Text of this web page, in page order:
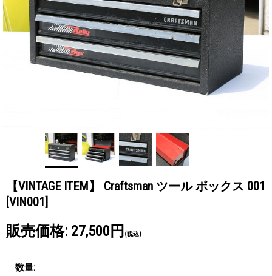
【VINTAGE ITEM】 Craftsman ツール ボックス 001
[VIN001]
販売価格: 27,500円 (税込)
数量: